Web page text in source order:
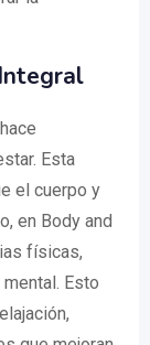
Esta
el cuerpo y
en Body and
físicas,
Esto